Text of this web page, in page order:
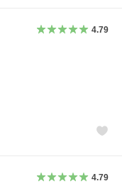
4.79
4.79